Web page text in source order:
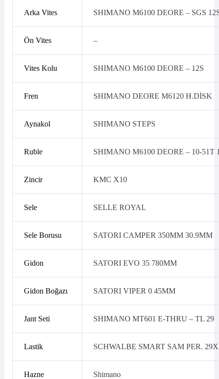
Arka Vites SHIMANO M6100 DEORE – SGS
Ön Vites –
Vites Kolu SHIMANO M6100 DEORE – 12S
Fren SHIMANO DEORE M6120 H.DİSK
Aynakol SHIMANO STEPS
Ruble SHIMANO M6100 DEORE – 10-51T
Zincir KMC X10
Sele SELLE ROYAL
Sele Borusu SATORI CAMPER 350MM 30.9MM
Gidon SATORI EVO 35 780MM
Gidon Boğazı SATORI VIPER 0 45MM
Jant Seti SHIMANO MT601 E-THRU – TL 29
Lastik SCHWALBE SMART SAM PER.
Hazne Shimano